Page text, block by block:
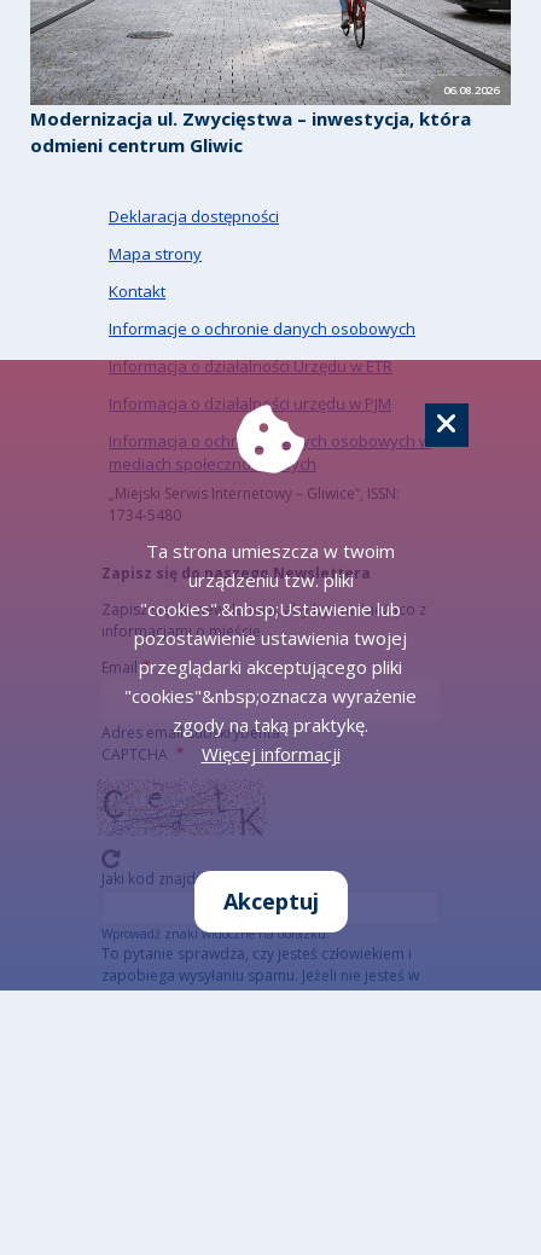
06.08.2026
Modernizacja ul. Zwycięstwa – inwestycja, która
odmieni centrum Gliwic
Deklaracja dostępności
Mapa strony
Kontakt
Informacje o ochronie danych osobowych
Informacja o działalności Urzędu w ETR
Informacja o działalności urzędu w PJM
Informacja o ochronie danych osobowych w
mediach społecznościowych
„Miejski Serwis Internetowy – Gliwice”, ISSN:
1734-5480
Zapisz się do naszego Newslettera
Zapisz się do newslettera, aby być na bieżąco z
informacjami o mieście.
Email
Adres email subskrybenta
CAPTCHA
Jaki kod znajduje się na obrazku?
Wprowadź znaki widoczne na obrazku.
To pytanie sprawdza, czy jesteś człowiekiem i
zapobiega wysyłaniu spamu. Jeżeli nie jesteś w
stanie rozwiązać captchy skorzystaj z wersji
Ta strona umieszcza w twoim
urządzeniu tzw. pliki
"cookies".&nbsp;Ustawienie lub
pozostawienie ustawienia twojej
przeglądarki akceptującego pliki
"cookies"&nbsp;oznacza wyrażenie
zgody na taką praktykę.
Więcej informacji
Akceptuj